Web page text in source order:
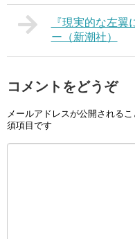
『現実的な左
ー（新潮社）
コメントをどうぞ
メールアドレスが公開されるこ
須項目です